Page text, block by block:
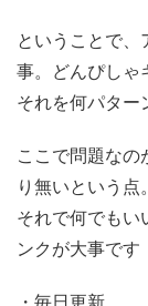
ということで
事。どんぴしゃ
それを何パター
ここで問題なの
り無いという点
それで何でもい
ンクが大事です